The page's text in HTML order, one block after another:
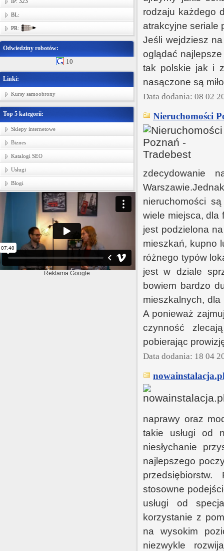
BL:
PR:
Odwiedziny robotów:
10
Linki:
Kursy samoobrony
Top 5 kategorii:
Sklepy internetowe
Biznes
Katalogi SEO
Usługi
Blogi
Reklama Google
rodzaju każdego
atrakcyjne seriale
Jeśli wejdziesz
oglądać
tak polskie jak i
nasączone są
Data dodania: 08 02
Nieruchomości
zdecydowanie
nieruchomości
wiele miejsca, dla
jest podzielona
mieszkań, kupno
różnego typów
jest w dziale
bowiem bardzo
mieszkalnych,
A ponieważ
czynność
pobierając
Data dodania: 18 04
naprawy oraz
takie usługi od
niesłychanie
najlepszego
stosowne
usługi od
korzystanie z
na wysokim
niezwykle